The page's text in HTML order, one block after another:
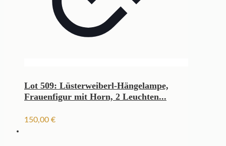
Lot 509: Lüsterweiberl-Hängelampe,
Frauenfigur mit Horn, 2 Leuchten...
150,00 €